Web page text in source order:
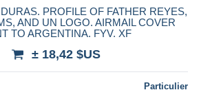
PROFILE OF FATHER REYES,
AND UN LOGO. AIRMAIL COVER
TO ARGENTINA. FYV. XF
± 18,42 $US
Particulier